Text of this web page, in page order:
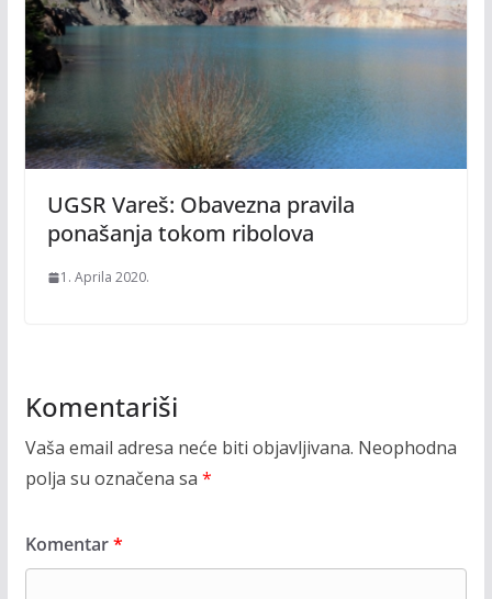
UGSR Vareš: Obavezna pravila
ponašanja tokom ribolova
1. Aprila 2020.
Komentariši
Vaša email adresa neće biti objavljivana. Neophodna
polja su označena sa *
Komentar*